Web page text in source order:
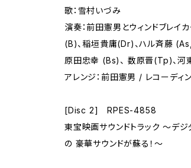
歌：雪村いづみ
演奏：前田憲男とウィンドブレイ
(B)、稲垣貴庸(Dr)、ハル斉藤
原田忠幸 (Bs)、 数原晋(Tp)、
アレンジ：前田憲男 / レコーディ
[Disc 2] RPES-4858
東宝映画サウンドトラック ～デジ
の 豪華サウンドが蘇る！～